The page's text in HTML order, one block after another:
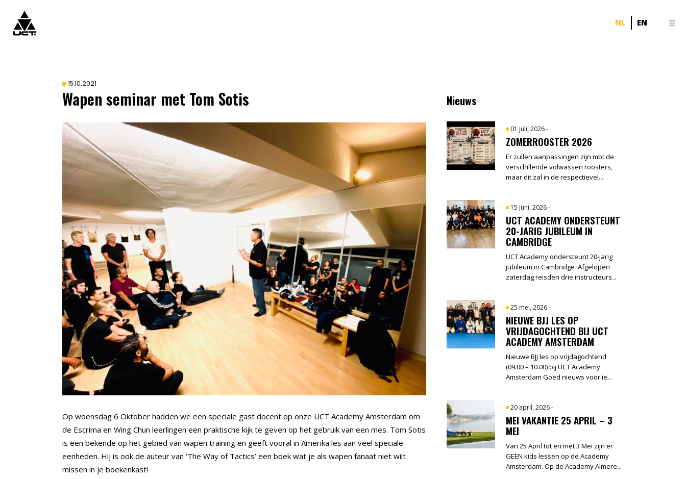
NL EN
15.10.2021
Wapen seminar met Tom Sotis
Op woensdag 6 Oktober hadden we een speciale gast docent op onze UCT Academy Amsterdam om
de Escrima en Wing Chun leerlingen een praktische kijk te geven op het gebruik van een mes. Tom Sotis
is een bekende op het gebied van wapen training en geeft vooral in Amerika les aan veel speciale
eenheden. Hij is ook de auteur van ‘The Way of Tactics’ een boek wat je als wapen fanaat niet wilt
missen in je boekenkast!
Nieuws
01 juli, 2026-
ZOMERROOSTER 2026
Er zullen aanpassingen zijn mbt de
verschillende volwassen roosters,
maar dit zal in de respectievel...
15 juni, 2026-
UCT ACADEMY ONDERSTEUNT
20-JARIG JUBILEUM IN
CAMBRIDGE
UCT Academy ondersteunt 20-jarig
jubileum in Cambridge Afgelopen
zaterdag reisden drie instructeurs...
25 mei, 2026-
NIEUWE BJJ LES OP
VRIJDAGOCHTEND BIJ UCT
ACADEMY AMSTERDAM
Nieuwe BJJ les op vrijdagochtend
(09.00 – 10.00) bij UCT Academy
Amsterdam Goed nieuws voor ie...
20 april, 2026-
MEI VAKANTIE 25 APRIL – 3
MEI
Van 25 April tot en met 3 Mei zijn er
GEEN kids lessen op de Academy
Amsterdam. Op de Academy Almere...